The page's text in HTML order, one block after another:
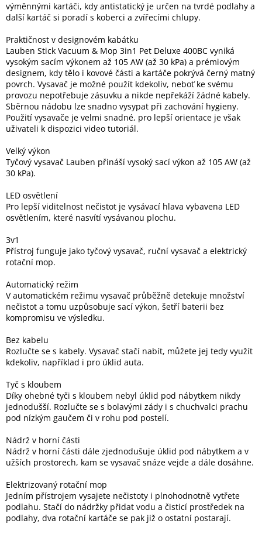
výměnnými kartáči, kdy antistatický je určen na tvrdé podlahy a
další kartáč si poradí s koberci a zvířecími chlupy.
Praktičnost v designovém kabátku
Lauben Stick Vacuum & Mop 3in1 Pet Deluxe 400BC vyniká
vysokým sacím výkonem až 105 AW (až 30 kPa) a prémiovým
designem, kdy tělo i kovové části a kartáče pokrývá černý matný
povrch. Vysavač je možné použít kdekoliv, neboť ke svému
provozu nepotřebuje zásuvku a nikde nepřekáží žádné kabely.
Sběrnou nádobu lze snadno vysypat při zachování hygieny.
Použití vysavače je velmi snadné, pro lepší orientace je však
uživateli k dispozici video tutoriál.
Velký výkon
Tyčový vysavač Lauben přináší vysoký sací výkon až 105 AW (až
30 kPa).
LED osvětlení
Pro lepší viditelnost nečistot je vysávací hlava vybavena LED
osvětlením, které nasvítí vysávanou plochu.
3v1
Přístroj funguje jako tyčový vysavač, ruční vysavač a elektrický
rotační mop.
Automatický režim
V automatickém režimu vysavač průběžně detekuje množství
nečistot a tomu uzpůsobuje sací výkon, šetří baterii bez
kompromisu ve výsledku.
Bez kabelu
Rozlučte se s kabely. Vysavač stačí nabít, můžete jej tedy využít
kdekoliv, například i pro úklid auta.
Tyč s kloubem
Díky ohebné tyči s kloubem nebyl úklid pod nábytkem nikdy
jednodušší. Rozlučte se s bolavými zády i s chuchvalci prachu
pod nízkým gaučem či v rohu pod postelí.
Nádrž v horní části
Nádrž v horní části dále zjednodušuje úklid pod nábytkem a v
užších prostorech, kam se vysavač snáze vejde a dále dosáhne.
Elektrizovaný rotační mop
Jedním přístrojem vysajete nečistoty i plnohodnotně vytřete
podlahu. Stačí do nádržky přidat vodu a čisticí prostředek na
podlahy, dva rotační kartáče se pak již o ostatní postarají.